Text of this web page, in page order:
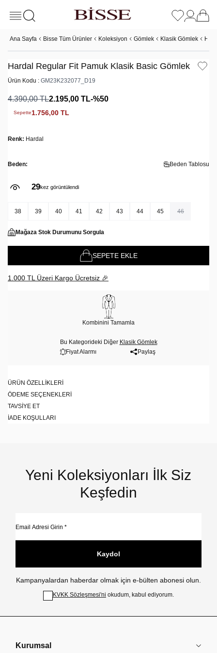
Ana Sayfa Bisse Tüm Ürünler Koleksiyon Gömlek Klasik Gömlek
Hardal Regular Fit Pamuk Klasik Basic Gömlek
Ürün Kodu : GM23K232077_D19
4.390,00TL2.195,00 TL-%50
Sepette1.756,00 TL
Renk: Hardal
Beden: Beden Tablosu
29kez görüntülendi
38 39 40 41 42 43 44 45 46
Mağaza Stok Durumunu Sorgula
SEPETE EKLE
1.000 TL Üzeri Kargo Ücretsiz 🎉
Kombinini Tamamla
Bu Kategorideki Diğer Klasik Gömlek
Fiyat Alarmı
Paylaş
ÜRÜN ÖZELLIKLERI
ÖDEME SEÇENEKLERI
TAVSIYE ET
İADE KOŞULLARI
Yeni Koleksiyonları İlk Siz
Keşfedin
Kaydol
Kampanyalardan haberdar olmak için e-bülten abonesi olun.
KVKK Sözleşmesi'ni okudum, kabul ediyorum.
Kurumsal